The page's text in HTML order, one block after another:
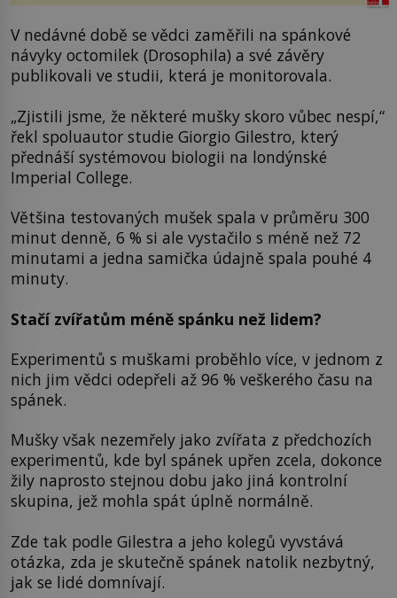
V nedávné době se vědci zaměřili na spánkové
návyky octomilek (Drosophila) a své závěry
publikovali ve studii, která je monitorovala.
„Zjistili jsme, že některé mušky skoro vůbec nespí,“
řekl spoluautor studie Giorgio Gilestro, který
přednáší systémovou biologii na londýnské
Imperial College.
Většina testovaných mušek spala v průměru 300
minut denně, 6 % si ale vystačilo s méně než 72
minutami a jedna samička údajně spala pouhé 4
minuty.
Stačí zvířatům méně spánku než lidem?
Experimentů s muškami proběhlo více, v jednom z
nich jim vědci odepřeli až 96 % veškerého času na
spánek.
Mušky však nezemřely jako zvířata z předchozích
experimentů, kde byl spánek upřen zcela, dokonce
žily naprosto stejnou dobu jako jiná kontrolní
skupina, jež mohla spát úplně normálně.
Zde tak podle Gilestra a jeho kolegů vyvstává
otázka, zda je skutečně spánek natolik nezbytný,
jak se lidé domnívají.